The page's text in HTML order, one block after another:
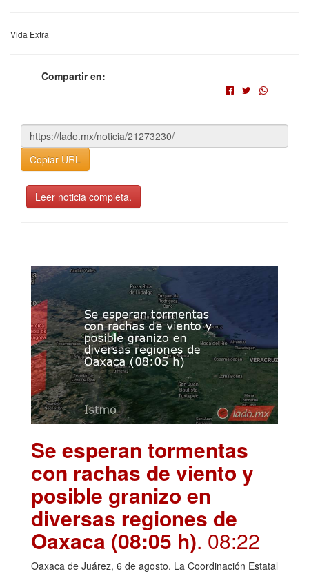
Vida Extra
Compartir en:
Copiar URL
Leer noticia completa.
Se esperan tormentas
con rachas de viento y
posible granizo en
diversas regiones de
Oaxaca (08:05 h). 08:22
Oaxaca de Juárez, 6 de agosto. La Coordinación Estatal